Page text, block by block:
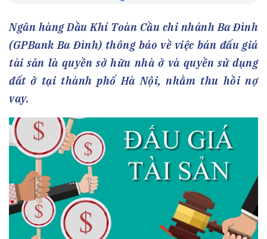
Ngân hàng Dầu Khí Toàn Cầu chi nhánh Ba Đình
(GPBank Ba Đình) thông báo về việc bán đấu giá
tài sản là quyền sở hữu nhà ở và quyền sử dụng
đất ở tại thành phố Hà Nội, nhằm thu hồi nợ
vay.